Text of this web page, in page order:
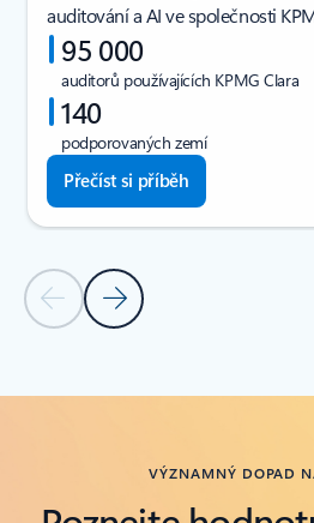
Předchozí snímek
Další snímek
auditování a AI ve společnosti
95 000
auditorů používajících KPMG Clara
140
podporovaných zemí
Přečíst si příběh
Zpět do oddílu Příběhy zákazníků
VÝZNAMNÝ DOPAD